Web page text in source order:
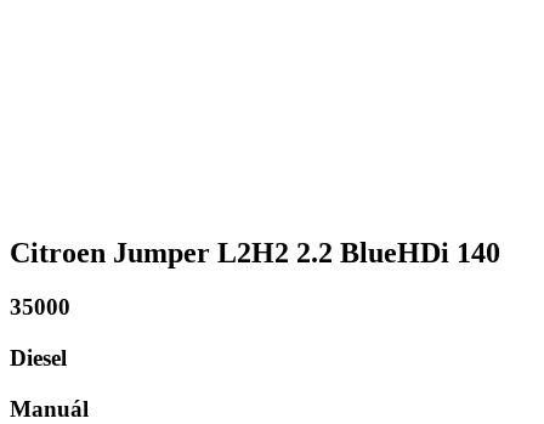
Citroen Jumper L2H2 2.2 BlueHDi 140
35000
Diesel
Manuál